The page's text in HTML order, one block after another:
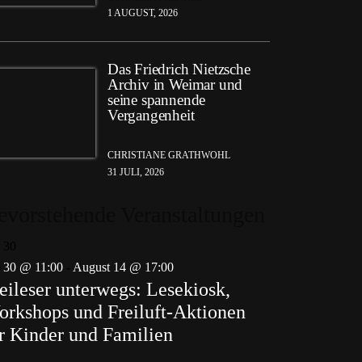
1 AUGUST, 2026
Das Friedrich Nietzsche
Archiv in Weimar und
seine spannende
Vergangenheit
CHRISTIANE GRATHWOHL
31 JULI, 2026
30 @ 11:00
August 14 @ 17:00
unterwegs: Lesekiosk,
und Freiluft-Aktionen
Kinder und Familien